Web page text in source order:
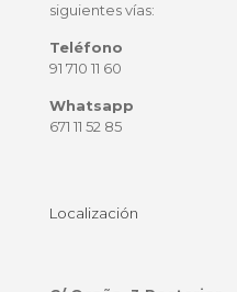
siguientes vías:
Teléfono
91 710 11 60
Whatsapp
671 11 52 85
Localización